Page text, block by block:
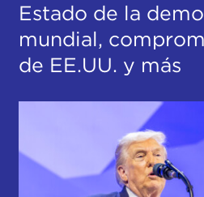
Estado de la
mundial,
de EE.UU. y más